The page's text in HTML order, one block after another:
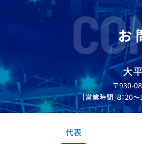
お
大
〒930-
［営業時間］８：20
代表